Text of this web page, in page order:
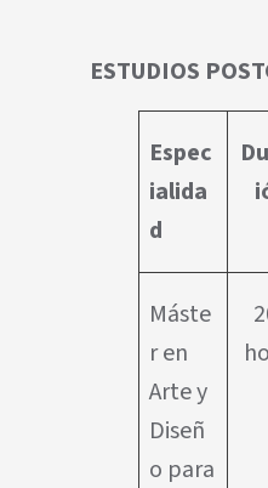
ESTUDIOS
Espec
ialida
d
Máste
r en
Arte y
Diseñ
o para